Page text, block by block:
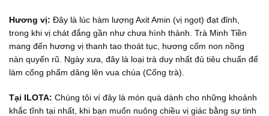
Hương vị: Đây là lúc hàm lượng Axit Amin (vị ngọt) đạt đỉnh,
trong khi vị chát đắng gần như chưa hình thành. Trà Minh Tiền
mang đến hương vị thanh tao thoát tục, hương cốm non nồng
nàn quyến rũ. Ngày xưa, đây là loại trà duy nhất đủ tiêu chuẩn để
làm cống phẩm dâng lên vua chúa (Cống trà).
Tại ILOTA: Chúng tôi ví đây là món quà dành cho những khoảnh
khắc tĩnh tại nhất, khi bạn muốn nuông chiều vị giác bằng sự tinh